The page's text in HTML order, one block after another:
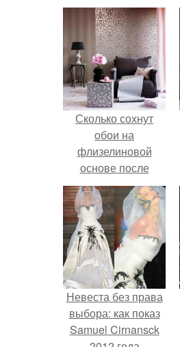
Сколько сохнут
обои на
флизелиновой
основе после
поклейки. Когда
высохнет клей?
Невеста без права
выбора: как показ
Samuel Cirnansck